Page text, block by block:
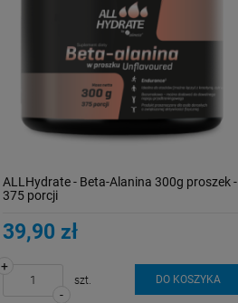
ALLHydrate - Beta-Alanina 300g proszek -
375 porcji
39,90 zł
-
+
szt. DO KOSZYKA